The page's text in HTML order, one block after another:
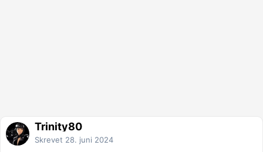
Trinity80
Skrevet 28. juni 2024